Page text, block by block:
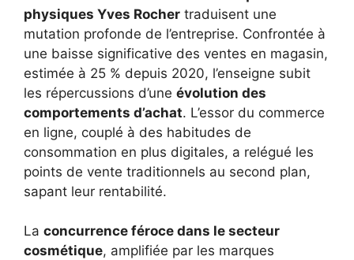
physiques Yves Rocher traduisent une
mutation profonde de l’entreprise. Confrontée à
une baisse significative des ventes en magasin,
estimée à 25 % depuis 2020, l’enseigne subit
les répercussions d’une évolution des
comportements d’achat. L’essor du commerce
en ligne, couplé à des habitudes de
consommation en plus digitales, a relégué les
points de vente traditionnels au second plan,
sapant leur rentabilité.
La concurrence féroce dans le secteur
cosmétique, amplifiée par les marques